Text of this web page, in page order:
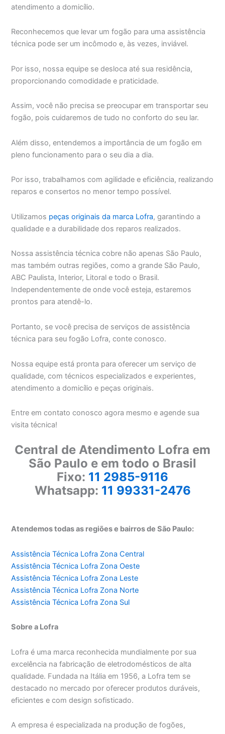
atendimento a domicílio.
Reconhecemos que levar um fogão para uma assistência
técnica pode ser um incômodo e, às vezes, inviável.
Por isso, nossa equipe se desloca até sua residência,
proporcionando comodidade e praticidade.
Assim, você não precisa se preocupar em transportar seu
fogão, pois cuidaremos de tudo no conforto do seu lar.
Além disso, entendemos a importância de um fogão em
pleno funcionamento para o seu dia a dia.
Por isso, trabalhamos com agilidade e eficiência, realizando
reparos e consertos no menor tempo possível.
Utilizamos peças originais da marca Lofra, garantindo a
qualidade e a durabilidade dos reparos realizados.
Nossa assistência técnica cobre não apenas São Paulo,
mas também outras regiões, como a grande São Paulo,
ABC Paulista, Interior, Litoral e todo o Brasil.
Independentemente de onde você esteja, estaremos
prontos para atendê-lo.
Portanto, se você precisa de serviços de assistência
técnica para seu fogão Lofra, conte conosco.
Nossa equipe está pronta para oferecer um serviço de
qualidade, com técnicos especializados e experientes,
atendimento a domicílio e peças originais.
Entre em contato conosco agora mesmo e agende sua
visita técnica!
Central de Atendimento Lofra em
São Paulo e em todo o Brasil
Fixo: 11 2985-9116
Whatsapp: 11 99331-2476
Atendemos todas as regiões e bairros de São Paulo:
Assistência Técnica Lofra Zona Central
Assistência Técnica Lofra Zona Oeste
Assistência Técnica Lofra Zona Leste
Assistência Técnica Lofra Zona Norte
Assistência Técnica Lofra Zona Sul
Sobre a Lofra
Lofra é uma marca reconhecida mundialmente por sua
excelência na fabricação de eletrodomésticos de alta
qualidade. Fundada na Itália em 1956, a Lofra tem se
destacado no mercado por oferecer produtos duráveis,
eficientes e com design sofisticado.
A empresa é especializada na produção de fogões,